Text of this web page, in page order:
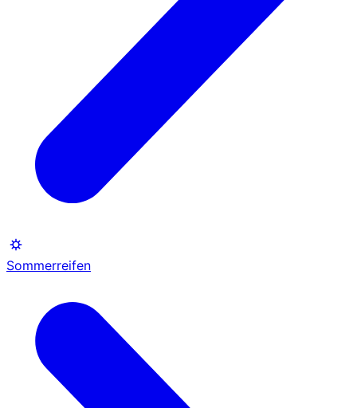
Sommerreifen